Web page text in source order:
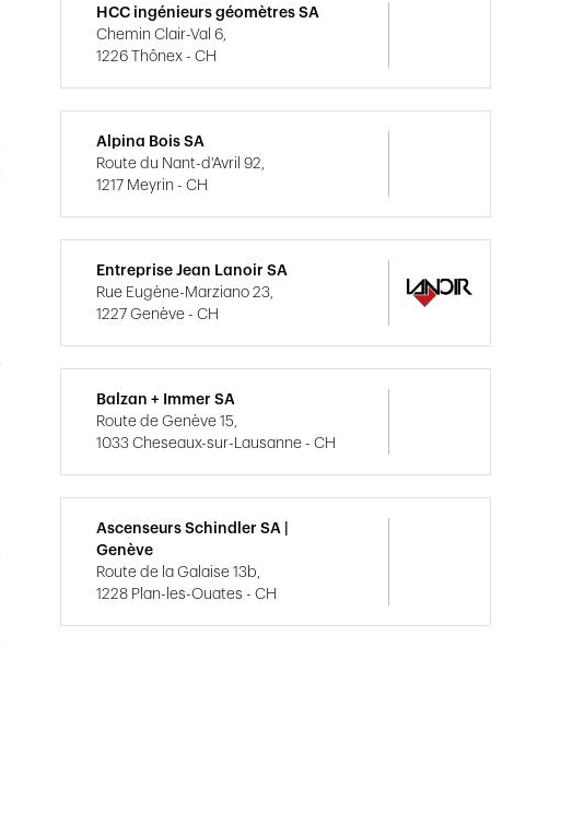
HCC ingénieurs géomètres SA
Chemin Clair-Val 6,
1226 Thônex - CH
Alpina Bois SA
Route du Nant-d'Avril 92,
1217 Meyrin - CH
Entreprise Jean Lanoir SA
Rue Eugène-Marziano 23,
1227 Genève - CH
Balzan + Immer SA
Route de Genève 15,
1033 Cheseaux-sur-Lausanne - CH
Ascenseurs Schindler SA |
Genève
Route de la Galaise 13b,
1228 Plan-les-Ouates - CH